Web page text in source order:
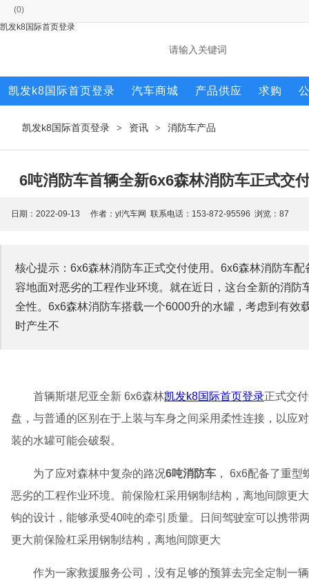
(0)
凯发k8国际首页登录
凯发k8国际首页登录 汽车商城 产品供应 求购
凯发k8国际首页登录 > 资讯 > 消防车产品
6吨消防车首辆全新6x6森林消防车正式交
日期：2022-09-13 作者：yl汽车网 联系电话：153-872-95596 浏览： 87
核心提示：6x6森林消防车正式交付使用。6x6森林消防车
容地面对恶劣的工程作业环境。就在近日，这台全新的消
全性。6x6森林消防车搭载一个6000升的水罐，考虑到有
时产生不
首辆斯堪尼亚全新 6x6森林凯发k8国际首页登录正式交
盘，与普通的区别在于上装与车身之间采用柔性连接，以应
装的水罐可能会破裂。
为了应对森林中复杂的路况6吨消防车 ， 6x6配备了重
恶劣的工程作业环境。前保险杠采用钢制结构，离地间隙更
钩的设计，能够承受40吨的牵引质量。日间驾驶室可以携带
更大前保险杠采用钢制结构，离地间隙更大
作为一家救援服务公司，没有足够的预算去完全定制一